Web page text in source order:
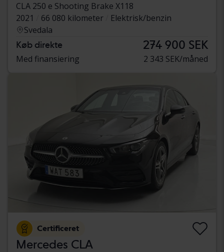
CLA 250 e Shooting Brake X118
2021
66 080 kilometer
Elektrisk/benzin
Svedala
Køb direkte 274 900 SEK
Med finansiering 2 343 SEK/måned
Certificeret
Mercedes CLA